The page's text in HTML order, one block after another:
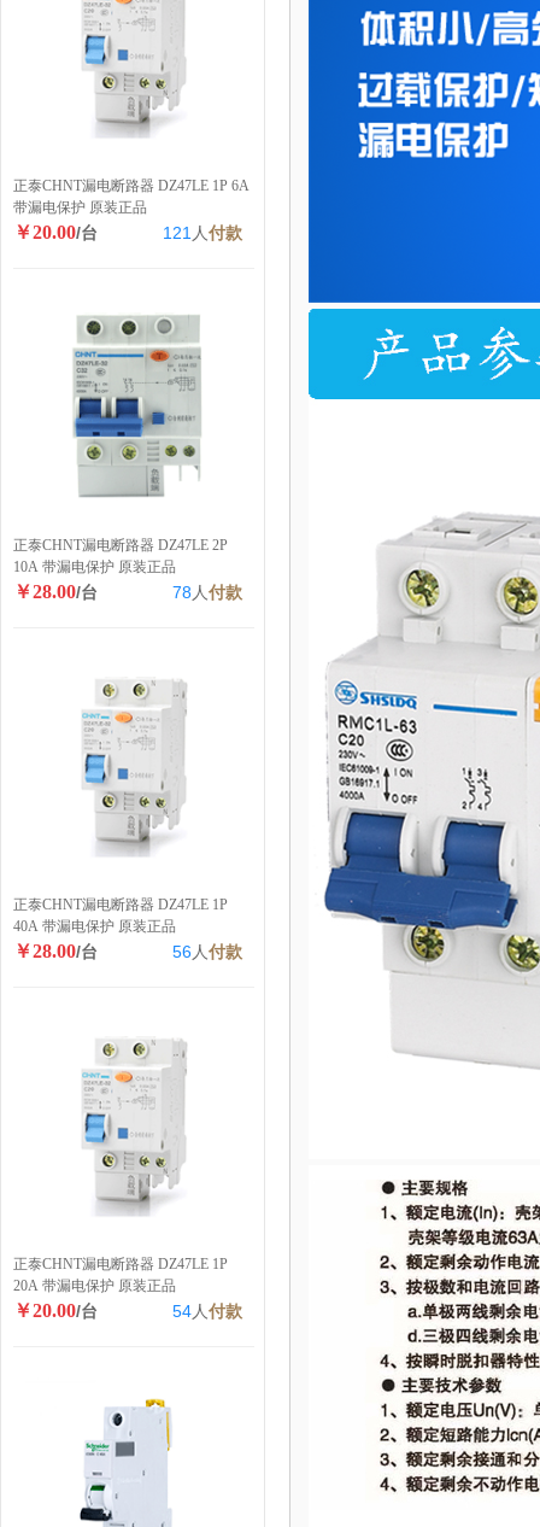
正泰CHNT漏电断路器 DZ47LE 1P 6A
带漏电保护 原装正品
￥20.00/台 121 人付款
正泰CHNT漏电断路器 DZ47LE 2P
10A 带漏电保护 原装正品
￥28.00/台 78 人付款
正泰CHNT漏电断路器 DZ47LE 1P
40A 带漏电保护 原装正品
￥28.00/台 56人付款
正泰CHNT漏电断路器 DZ47LE 1P
20A 带漏电保护 原装正品
￥20.00/台 54人付款